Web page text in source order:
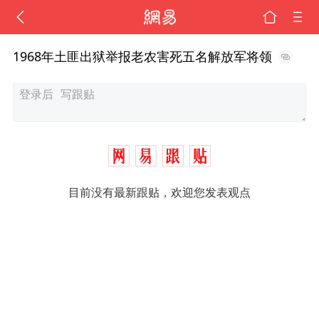
1968年土匪出狱举报老农害死五名解放军将领
目前没有最新跟贴，欢迎您发表观点